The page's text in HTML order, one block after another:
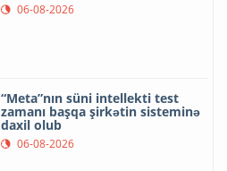
06-08-2026
“Meta”nın süni intellekti test
zamanı başqa şirkətin sisteminə
daxil olub
06-08-2026